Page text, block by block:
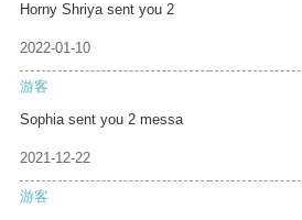
Horny Shriya sent you 2
2022-01-10
游客
Sophia sent you 2 messa
2021-12-22
游客